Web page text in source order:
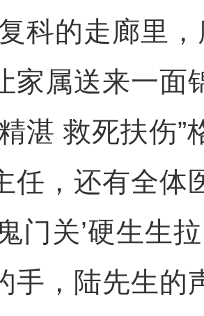
科的走廊里
家属送来一面
湛 救死扶伤”
任，还有全体
门关’硬生生
手，陆先生的